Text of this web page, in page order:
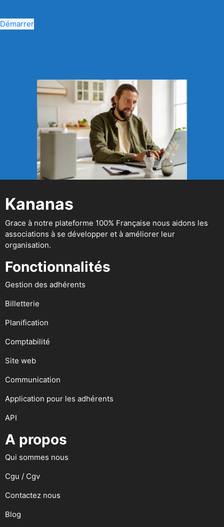
Démarrer
Kananas
Grace à notre plateforme 100% Française nous aidons les
associations à se développer et à améliorer leur
organisation.
Fonctionnalités
Gestion des adhérents
Billetterie
Planification
Comptabilité
Site web
Communication
Application pour les adhérents
API
A propos
Qui sommes nous
Cgu / Cgv
Contactez nous
Blog